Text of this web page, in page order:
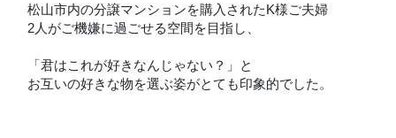
松山市内の分譲マンションを購入されたK様ご夫婦
2人がご機嫌に過ごせる空間を目指し、
「君はこれが好きなんじゃない？」と
お互いの好きな物を選ぶ姿がとても印象的でした。